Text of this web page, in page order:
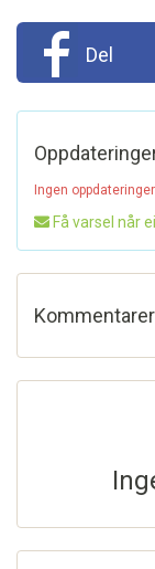
Del
Ingen
Få varsel når
Kommentarer